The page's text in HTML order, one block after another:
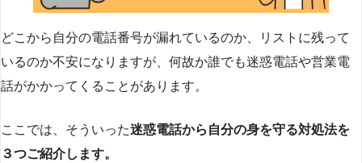
どこから自分の電話番号が漏れているのか、リストに残って
いるのか不安になりますが、何故か誰でも迷惑電話や営業電
話がかかってくることがあります。
ここでは、そういった迷惑電話から自分の身を守る対処法を
３つご紹介します。